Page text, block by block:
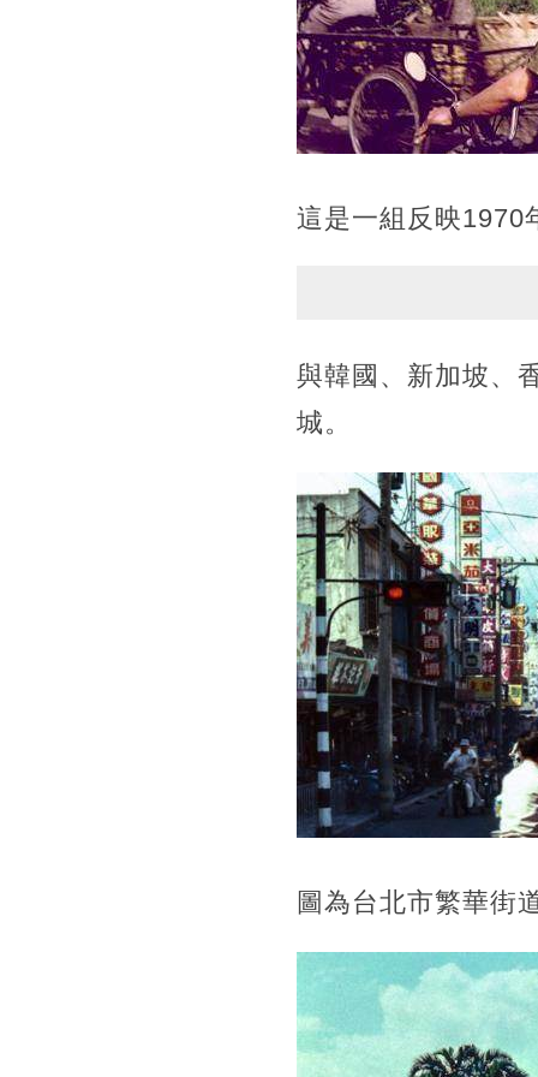
這是一組反映1970
與韓國、新加坡、
城。
圖為台北市繁華街